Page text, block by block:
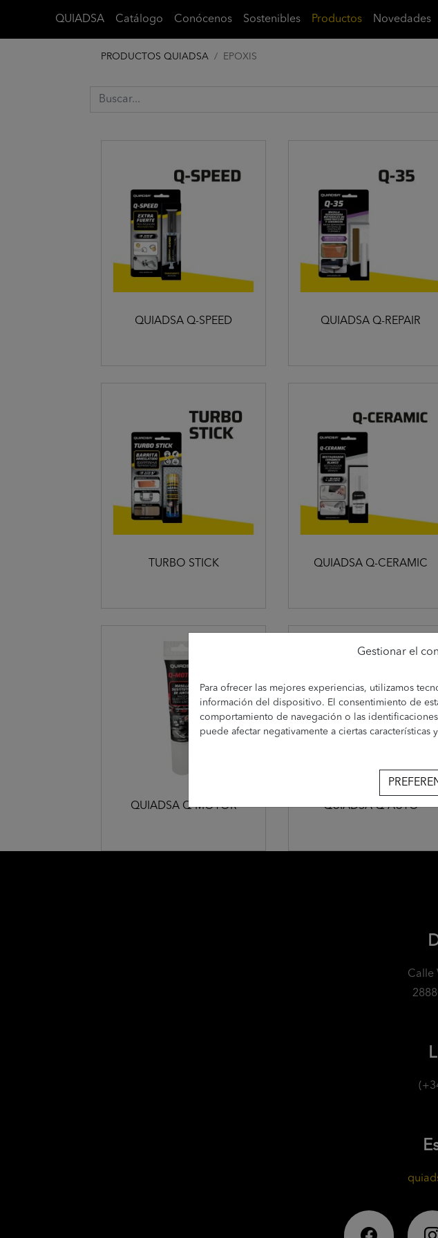
QUIADSA Catálogo Conócenos Sostenibles Productos Novedades
PRODUCTOS QUIADSA EPOXIS
QUIADSA Q-SPEED QUIADSA Q-REPAIR
TURBO STICK QUIADSA Q-CERAMIC
QUIADSA Q-MOTOR QUIADSA Q-AUTO
Calle
Gestionar el
Para ofrecer las mejores experiencias, utilizamos
información del dispositivo. El consentimiento de
comportamiento de navegación o las
puede afectar negativamente a ciertas características